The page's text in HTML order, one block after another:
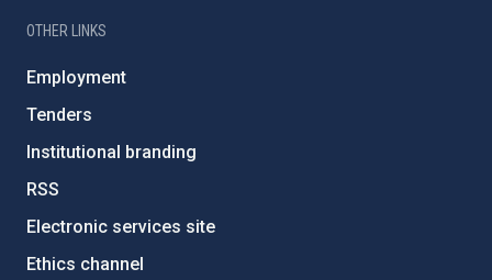
OTHER LINKS
Employment
Tenders
Institutional branding
RSS
Electronic services site
Ethics channel